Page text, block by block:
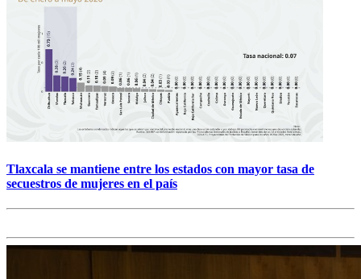
Tlaxcala se mantiene entre los estados con mayor tasa de
secuestros de mujeres en el país